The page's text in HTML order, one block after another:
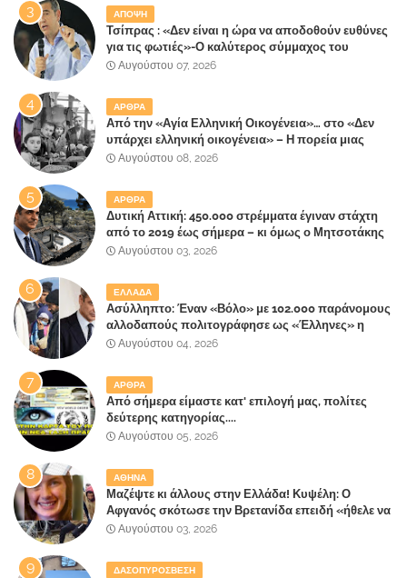
ΑΠΟΨΗ
Τσίπρας : «Δεν είναι η ώρα να αποδοθούν ευθύνες
για τις φωτιές»-Ο καλύτερος σύμμαχος του
Μητσοτάκη
Αυγούστου 07, 2026
ΑΡΘΡΑ
Από την «Αγία Ελληνική Οικογένεια»… στο «Δεν
υπάρχει ελληνική οικογένεια» – Η πορεία μιας
κοινωνίας που κινδυνεύει να ξεχάσει ποια είναι
Αυγούστου 08, 2026
ΑΡΘΡΑ
Δυτική Αττική: 450.000 στρέμματα έγιναν στάχτη
από το 2019 έως σήμερα – κι όμως ο Μητσοτάκης
έλαβε 40% και 45% στις εκλογές του 2023,ενώ 50%
Αυγούστου 03, 2026
ΕΛΛΑΔΑ
Ασύλληπτο: Έναν «Βόλο» με 102.000 παράνομους
αλλοδαπούς πολιτογράφησε ως «Έλληνες» η
κυβέρνηση!
Αυγούστου 04, 2026
ΑΡΘΡΑ
Από σήμερα είμαστε κατ' επιλογή μας, πολίτες
δεύτερης κατηγορίας....
Αυγούστου 05, 2026
ΑΘΗΝΑ
Μαζέψτε κι άλλους στην Ελλάδα! Κυψέλη: Ο
Αφγανός σκότωσε την Βρετανίδα επειδή «ήθελε να
κάνει τη σύντροφό του χριστιανή»
Αυγούστου 03, 2026
ΔΑΣΟΠΥΡΟΣΒΕΣΗ